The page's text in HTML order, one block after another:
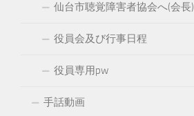
仙台市聴覚障害者協会へ(会長)
役員会及び行事日程
役員専用pw
手話動画